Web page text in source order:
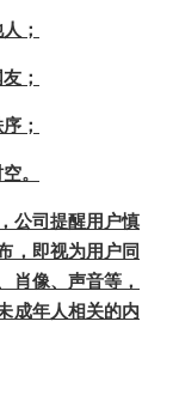
；
；
；
。
公司提醒用户慎
，即视为用户同
肖像、声音等，
成年人相关的内